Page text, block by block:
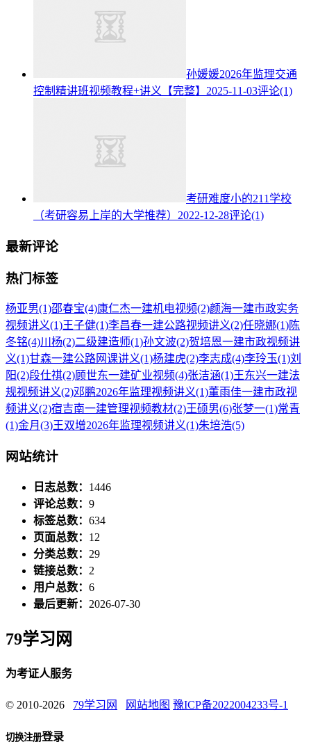
孙媛媛2026年监理交通
控制精讲班视频教程+讲义【完整】 2025-11-03评论(1)
考研难度小的211学校
（考研容易上岸的大学推荐） 2022-12-28评论(1)
最新评论
热门标签
杨亚男(1)邵春宝(4)康仁杰一建机电视频(2)颜海一建市政实务
视频讲义(1)王子健(1)李昌春一建公路视频讲义(2)任晓娜(1)陈
冬铭(4)川杨(2)二级建造师(1)孙文波(2)贺培恩一建市政视频讲
义(1)甘森一建公路网课讲义(1)杨建虎(2)李志成(4)李玲玉(1)刘
阳(2)段仕祺(2)顾世东一建矿业视频(4)张洁涵(1)王东兴一建法
规视频讲义(2)邓鹏2026年监理视频讲义(1)董雨佳一建市政视
频讲义(2)宿吉南一建管理视频教材(2)王硕男(6)张梦一(1)常青
(1)金月 (3)王双增2026年监理视频讲义(1)朱培浩(5)
网站统计
日志总数： 1446
评论总数： 9
标签总数： 634
页面总数： 12
分类总数： 29
链接总数： 2
用户总数： 6
最后更新： 2026-07-30
79学习网
为考证人服务
© 2010-2026 79学习网 网站地图 豫ICP备2022004233号-1
切换注册登录